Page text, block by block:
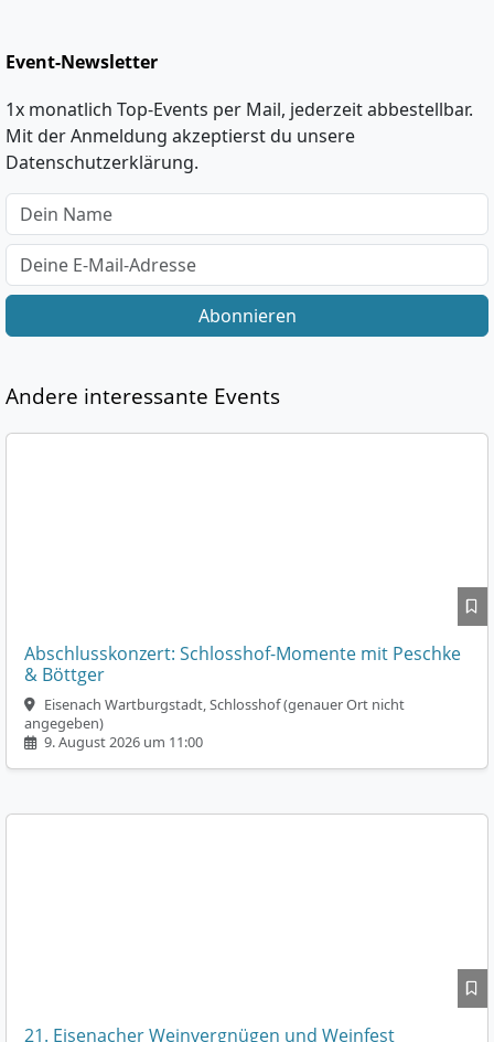
Event-Newsletter
1x monatlich Top-Events per Mail, jederzeit abbestellbar.
Mit der Anmeldung akzeptierst du unsere
Datenschutzerklärung.
Abonnieren
Andere interessante Events
Abschlusskonzert: Schlosshof-Momente mit Peschke
& Böttger
Eisenach Wartburgstadt, Schlosshof (genauer Ort nicht
angegeben)
9. August 2026 um 11:00
21. Eisenacher Weinvergnügen und Weinfest